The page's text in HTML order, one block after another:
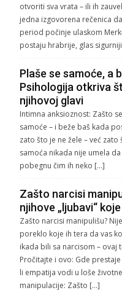
otvoriti sva vrata – ili ih
jedna izgovorena rečenica
period počinje ulaskom
postaju hrabrije, glas
Plaše se samoće, a
Psihologija otkriva
njihovoj glavi
Intimna anksioznost: Zašto
samoće – i beže baš kada
zato što je ne žele – već
samoća nikada nije umela
pobegnu čim ih neko […]
Zašto narcisi
njihove „ljubavi“
Zašto narcisi manipulišu?
poreklo koje ih tera da vas
ikada bili sa narcisom – ovaj
Pročitajte i ovo: Gde
li empatija vodi u loše
manipulacije: Zašto […]